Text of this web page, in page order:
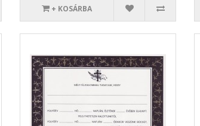
+ KOSÁRBA